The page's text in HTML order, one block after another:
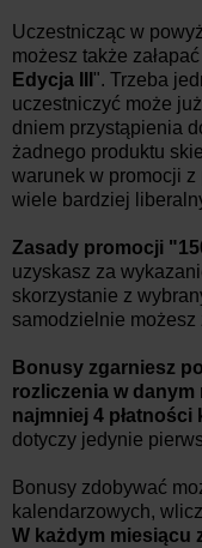
Uczestnicząc w
możesz także
Edycja III ". Trzeba
uczestniczyć może
dniem przystąpienia
żadnego produktu
warunek w promocji z
wiele bardziej
Zasady promocji
uzyskasz za
skorzystanie z
samodzielnie
Bonusy zgarniesz
rozliczenia w
najmniej 4
dotyczy jedynie
Bonusy zdobywać
kalendarzowych,
W każdym miesiącu